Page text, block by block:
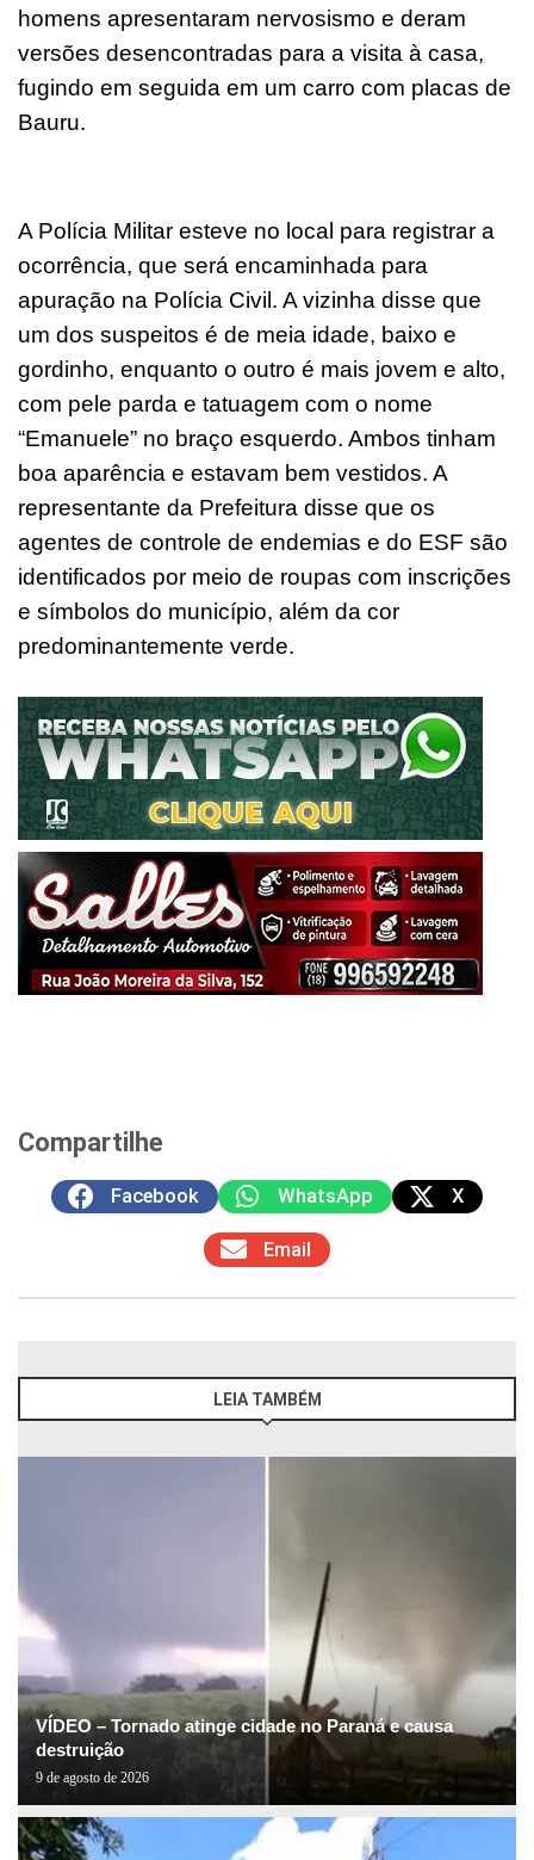
homens apresentaram nervosismo e deram
versões desencontradas para a visita à casa,
fugindo em seguida em um carro com placas de
Bauru.
A Polícia Militar esteve no local para registrar a
ocorrência, que será encaminhada para
apuração na Polícia Civil. A vizinha disse que
um dos suspeitos é de meia idade, baixo e
gordinho, enquanto o outro é mais jovem e alto,
com pele parda e tatuagem com o nome
“Emanuele” no braço esquerdo. Ambos tinham
boa aparência e estavam bem vestidos. A
representante da Prefeitura disse que os
agentes de controle de endemias e do ESF são
identificados por meio de roupas com inscrições
e símbolos do município, além da cor
predominantemente verde.
Compartilhe
Facebook WhatsApp X
Email
LEIA TAMBÉM
VÍDEO – Tornado atinge cidade no Paraná e causa
destruição
9 de agosto de 2026